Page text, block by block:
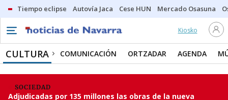
Tiempo eclipse Autovía Jaca Cese HUN Mercado Osasuna
Kiosko
CULTURA COMUNICACIÓN ORTZADAR AGENDA
SOCIEDAD
Adjudicadas por 135 millones las obras de la nueva